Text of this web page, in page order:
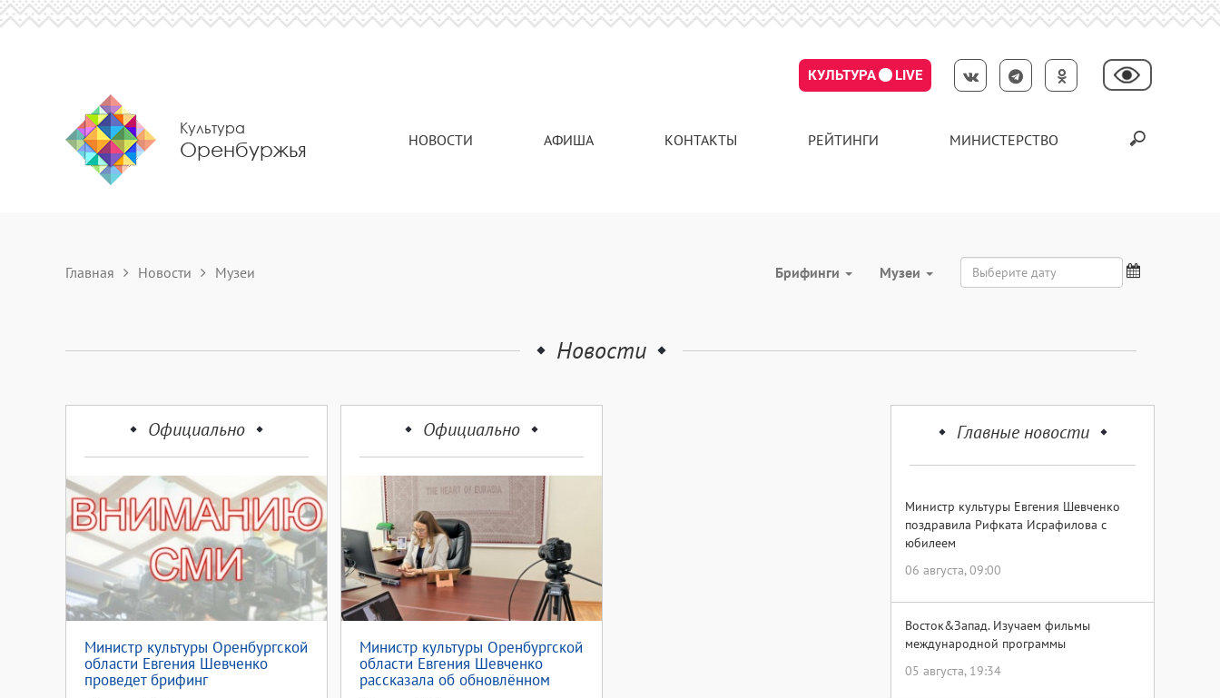
КУЛЬТУРА LIVE
Культура
Оренбуржья НОВОСТИ АФИША КОНТАКТЫ РЕЙТИНГИ МИНИСТЕРСТВО
Главная Новости Музеи Брифинги Музеи
Новости
Официально
Министр культуры Оренбургской
области Евгения Шевченко
проведет брифинг
Официально
Министр культуры Оренбургской
области Евгения Шевченко
рассказала об обновлённом
Главные новости
Министр культуры Евгения Шевченко
поздравила Рифката Исрафилова с
юбилеем
06 августа, 09:00
Восток&Запад. Изучаем фильмы
международной программы
05 августа, 19:34